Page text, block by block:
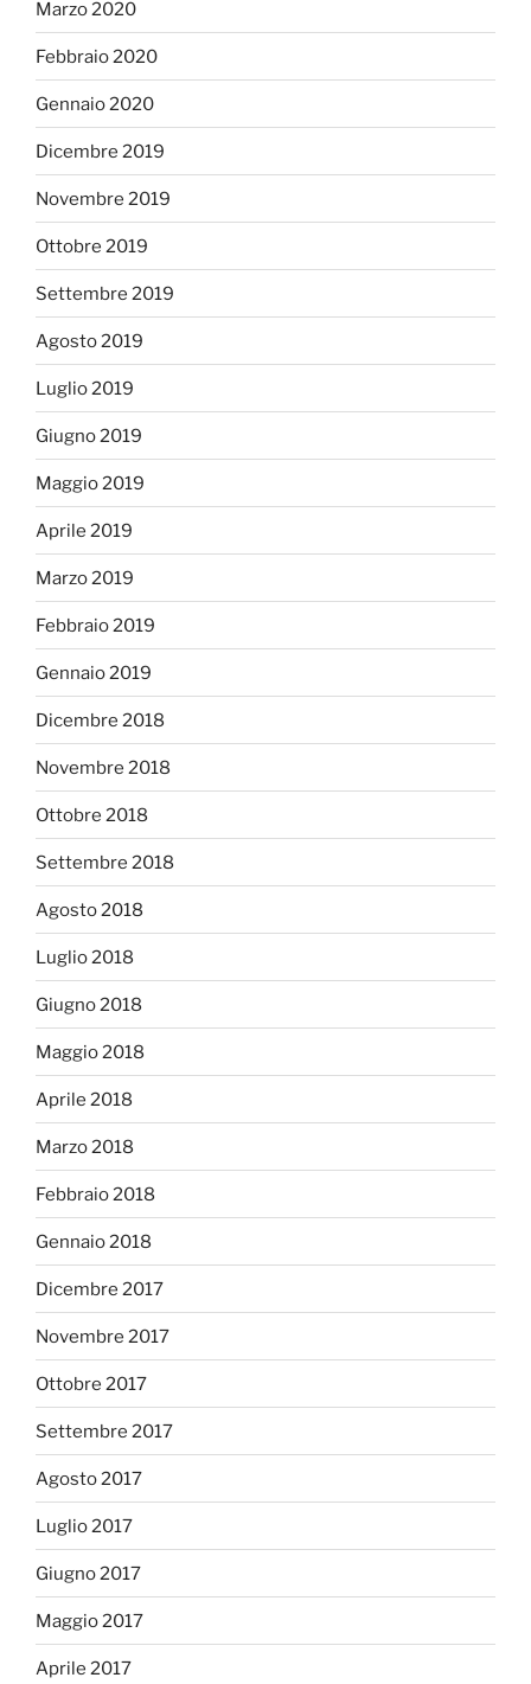
Marzo 2020
Febbraio 2020
Gennaio 2020
Dicembre 2019
Novembre 2019
Ottobre 2019
Settembre 2019
Agosto 2019
Luglio 2019
Giugno 2019
Maggio 2019
Aprile 2019
Marzo 2019
Febbraio 2019
Gennaio 2019
Dicembre 2018
Novembre 2018
Ottobre 2018
Settembre 2018
Agosto 2018
Luglio 2018
Giugno 2018
Maggio 2018
Aprile 2018
Marzo 2018
Febbraio 2018
Gennaio 2018
Dicembre 2017
Novembre 2017
Ottobre 2017
Settembre 2017
Agosto 2017
Luglio 2017
Giugno 2017
Maggio 2017
Aprile 2017